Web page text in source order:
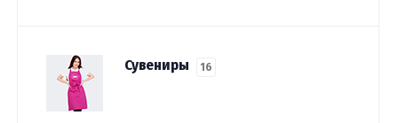
Сувениры 16